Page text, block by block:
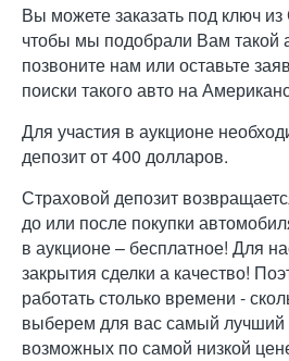
Вы можете заказать под ключ
чтобы мы подобрали Вам такой
позвоните нам или оставьте
поиски такого авто на
Для участия в аукционе
депозит от 400 долларов.
Страховой депозит
до или после покупки
в аукционе – бесплатное! Для
закрытия сделки а качество!
работать столько времени -
выберем для вас самый лучший
возможных по самой низкой